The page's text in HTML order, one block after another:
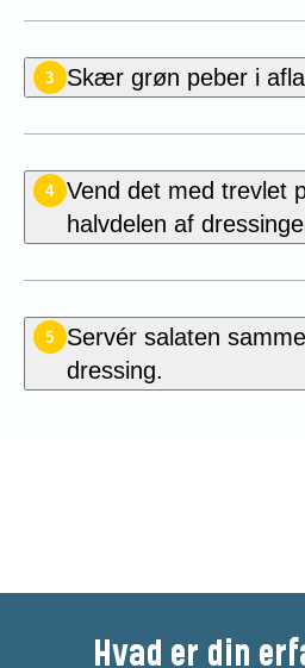
3 Skær grøn peber i
4
Vend det med trevlet
halvdelen af
5
Servér salaten
dressing.
Hvad er din